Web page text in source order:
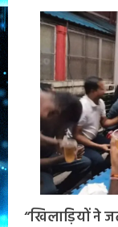
“खिलाड़ियों ने